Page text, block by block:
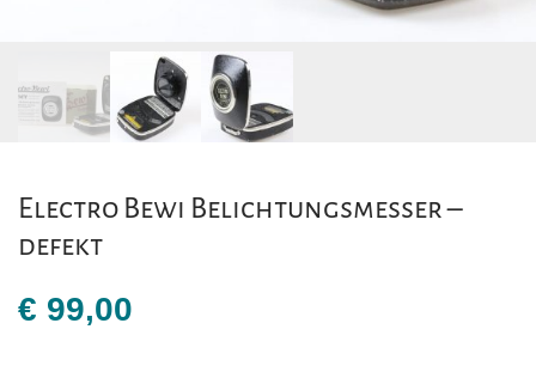
Electro Bewi Belichtungsmesser –
defekt
€ 99,00